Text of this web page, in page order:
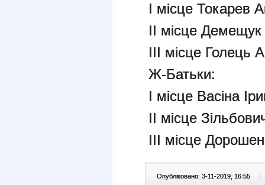
І місце Токарев
ІІ місце
ІІІ місце Голець
Ж-Батьки:
І місце Васіна
ІІ місце
ІІІ місце
Опубліковано: 3-11-2019, 16:55 |